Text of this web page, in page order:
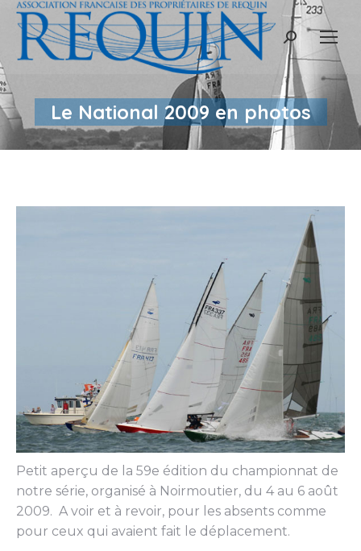
Recherche
Le National 2009 en photos
Petit aperçu de la 59e édition du championnat de
notre série, organisé à Noirmoutier, du 4 au 6 août
2009. A voir et à revoir, pour les absents comme
pour ceux qui avaient fait le déplacement.